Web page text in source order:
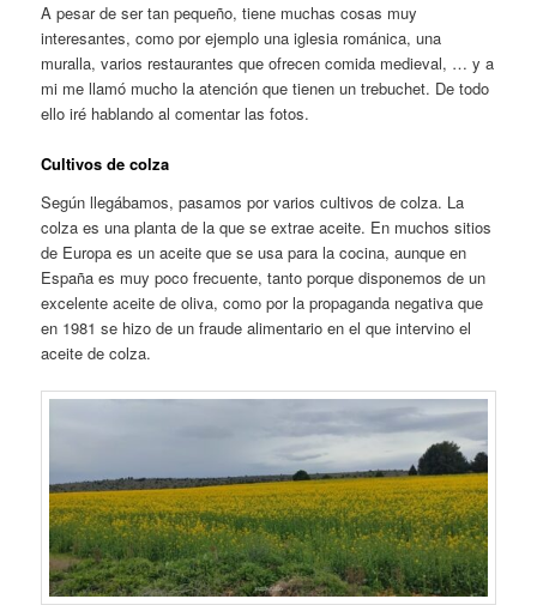
A pesar de ser tan pequeño, tiene muchas cosas muy
interesantes, como por ejemplo una iglesia románica, una
muralla, varios restaurantes que ofrecen comida medieval, … y a
mi me llamó mucho la atención que tienen un trebuchet. De todo
ello iré hablando al comentar las fotos.
Cultivos de colza
Según llegábamos, pasamos por varios cultivos de colza. La
colza es una planta de la que se extrae aceite. En muchos sitios
de Europa es un aceite que se usa para la cocina, aunque en
España es muy poco frecuente, tanto porque disponemos de un
excelente aceite de oliva, como por la propaganda negativa que
en 1981 se hizo de un fraude alimentario en el que intervino el
aceite de colza.